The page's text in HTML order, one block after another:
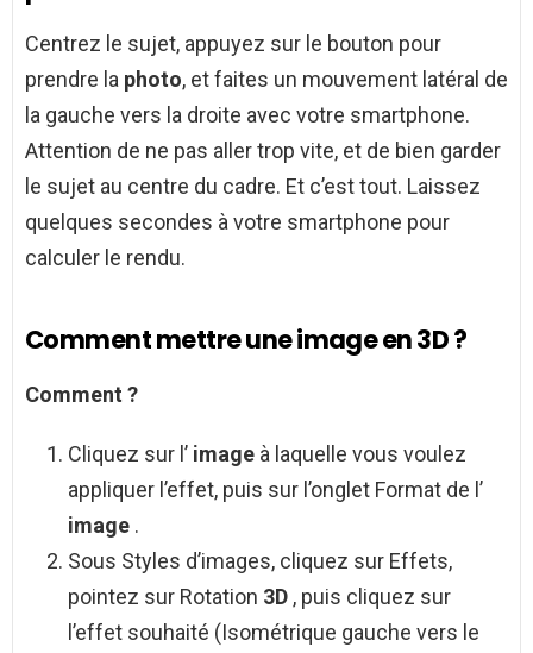
Centrez le sujet, appuyez sur le bouton pour
prendre la photo, et faites un mouvement latéral de
la gauche vers la droite avec votre smartphone.
Attention de ne pas aller trop vite, et de bien garder
le sujet au centre du cadre. Et c’est tout. Laissez
quelques secondes à votre smartphone pour
calculer le rendu.
Comment mettre une image en 3D ?
Comment ?
Cliquez sur l’ image à laquelle vous voulez
appliquer l’effet, puis sur l’onglet Format de l’
image .
Sous Styles d’images, cliquez sur Effets,
pointez sur Rotation 3D , puis cliquez sur
l’effet souhaité (Isométrique gauche vers le